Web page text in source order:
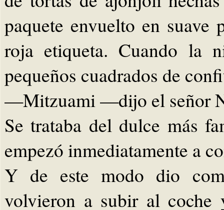
paquete envuelto en suave
roja etiqueta. Cuando la
pequeños cuadrados de
—Mitzuami —dijo el señor
Se trataba del dulce más
empezó inmediatamente a
Y de este modo dio
volvieron a subir al